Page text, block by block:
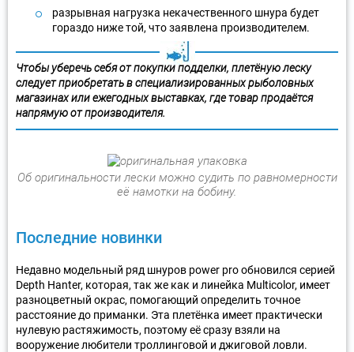
разрывная нагрузка некачественного шнура будет
гораздо ниже той, что заявлена производителем.
Чтобы уберечь себя от покупки подделки, плетёную леску
следует приобретать в специализированных рыболовных
магазинах или ежегодных выставках, где товар продаётся
напрямую от производителя.
Об оригинальности лески можно судить по равномерности
её намотки на бобину.
Последние новинки
Недавно модельный ряд шнуров power pro обновился серией
Depth Hanter, которая, так же как и линейка Multicolor, имеет
разноцветный окрас, помогающий определить точное
расстояние до приманки. Эта плетёнка имеет практически
нулевую растяжимость, поэтому её сразу взяли на
вооружение любители троллинговой и джиговой ловли.